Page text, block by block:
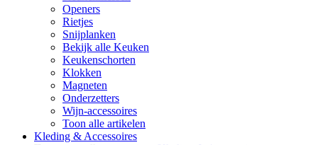
Openers
Rietjes
Snijplanken
Bekijk alle Keuken
Keukenschorten
Klokken
Magneten
Onderzetters
Wijn-accessoires
Toon alle artikelen
Kleding & Accessoires